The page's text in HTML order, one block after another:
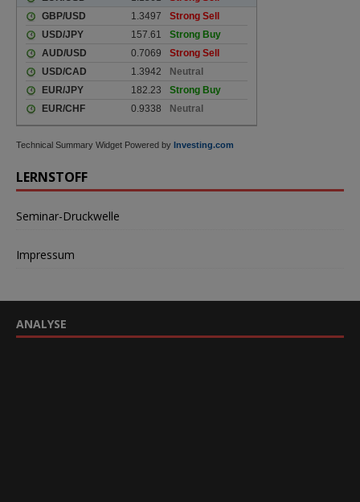
Technical Summary Widget Powered by Investing.com
LERNSTOFF
Seminar-Druckwelle
Impressum
ANALYSE